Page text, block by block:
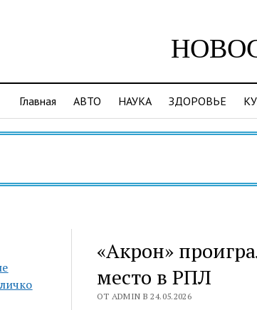
Главная АВТО НАУКА ЗДОРОВЬЕ
«Акрон»
место в РПЛ
ОТ ADMIN В 24.05.2026